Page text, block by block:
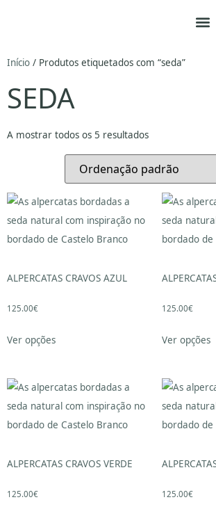
Início / Produtos etiquetados com “seda”
SEDA
A mostrar todos os 5 resultados
ALPERCATAS CRAVOS AZUL
125.00€
Ver opções
125.00€
Ver opções
ALPERCATAS CRAVOS VERDE
125.00€ 125.00€